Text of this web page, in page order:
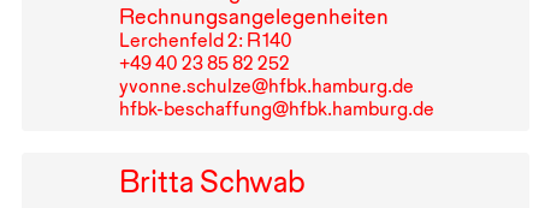
Rechnungsangelegenheiten
Lerchenfeld 2: R⁠ ⁠140
+49⁠ ⁠40⁠ ⁠23⁠ ⁠85⁠ ⁠82⁠ ⁠252
yvonne.schulze@hfbk.hamburg.de
hfbk-beschaffung@hfbk.hamburg.de
Britta Schwab